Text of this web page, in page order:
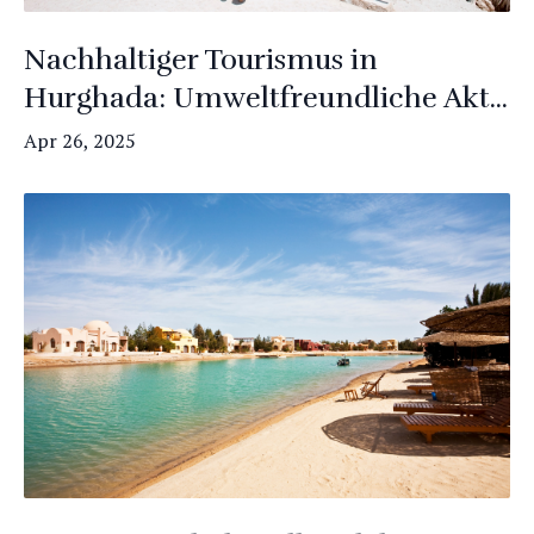
Nachhaltiger Tourismus in
Hurghada: Umweltfreundliche Akt...
Apr 26, 2025